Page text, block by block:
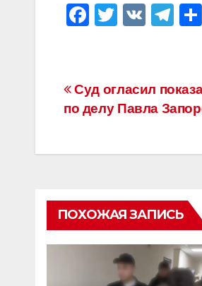
F
e
b
o
T
er
V
T
gr
a
Навигация
по
записям
Суд огласил
по делу Павла
ПОХОЖАЯ ЗАПИСЬ